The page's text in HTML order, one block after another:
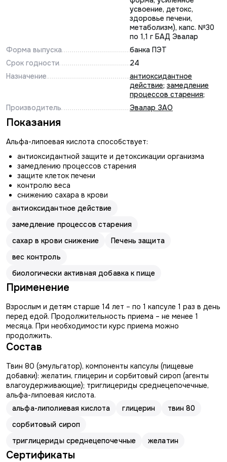
усвоение, детокс,
здоровье печени,
метаболизм), капс. №30
по 1,1 г БАД Эвалар
Форма выпуска
банка ПЭТ
Срок годности
24
Назначение
антиоксидантное
действие; замедление
процессов старения;
Производитель
Эвалар ЗАО
Показания
Альфа-липоевая кислота способствует:
антиоксидантной защите и детоксикации организма
замедлению процессов старения
защите клеток печени
контролю веса
снижению сахара в крови
антиоксидантное действие
замедление процессов старения
сахар в крови снижение
Печень защита
вес контроль
биологически активная добавка к пище
Применение
Взрослым и детям старше 14 лет – по 1 капсуле 1 раз в день
перед едой. Продолжительность приема – не менее 1
месяца. При необходимости курс приема можно
продолжить.
Состав
Твин 80 (эмульгатор), компоненты капсулы (пищевые
добавки): желатин, глицерин и сорбитовый сироп (агенты
влагоудерживающие); триглицериды среднецепочечные,
альфа-липоевая кислота.
альфа-липолиевая кислота
глицерин
твин 80
сорбитовый сироп
триглицериды среднецепочечные
желатин
Сертификаты